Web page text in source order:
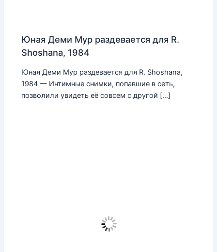
Юная Деми Мур раздевается для R.
Shoshana, 1984
Юная Деми Мур раздевается для R. Shoshana,
1984 — Интимные снимки, попавшие в сеть,
позволили увидеть её совсем с другой […]